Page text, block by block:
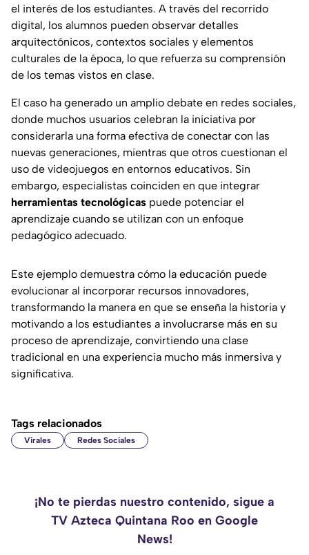
el interés de los estudiantes. A través del recorrido
digital, los alumnos pueden observar detalles
arquitectónicos, contextos sociales y elementos
culturales de la época, lo que refuerza su comprensión
de los temas vistos en clase.
El caso ha generado un amplio debate en redes sociales,
donde muchos usuarios celebran la iniciativa por
considerarla una forma efectiva de conectar con las
nuevas generaciones, mientras que otros cuestionan el
uso de videojuegos en entornos educativos. Sin
embargo, especialistas coinciden en que integrar
herramientas tecnológicas puede potenciar el
aprendizaje cuando se utilizan con un enfoque
pedagógico adecuado.
Este ejemplo demuestra cómo la educación puede
evolucionar al incorporar recursos innovadores,
transformando la manera en que se enseña la historia y
motivando a los estudiantes a involucrarse más en su
proceso de aprendizaje, convirtiendo una clase
tradicional en una experiencia mucho más inmersiva y
significativa.
Tags relacionados
Virales Redes Sociales
¡No te pierdas nuestro contenido, sigue a
TV Azteca Quintana Roo en Google
News!